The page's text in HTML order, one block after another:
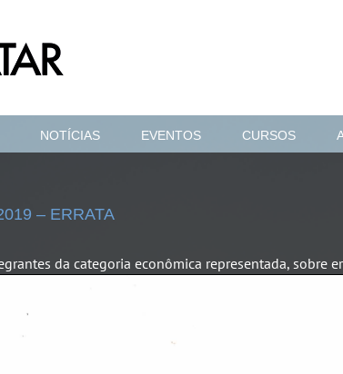
NOTÍCIAS EVENTOS CURSOS
– ERRATA
da categoria econômica representada, sobre